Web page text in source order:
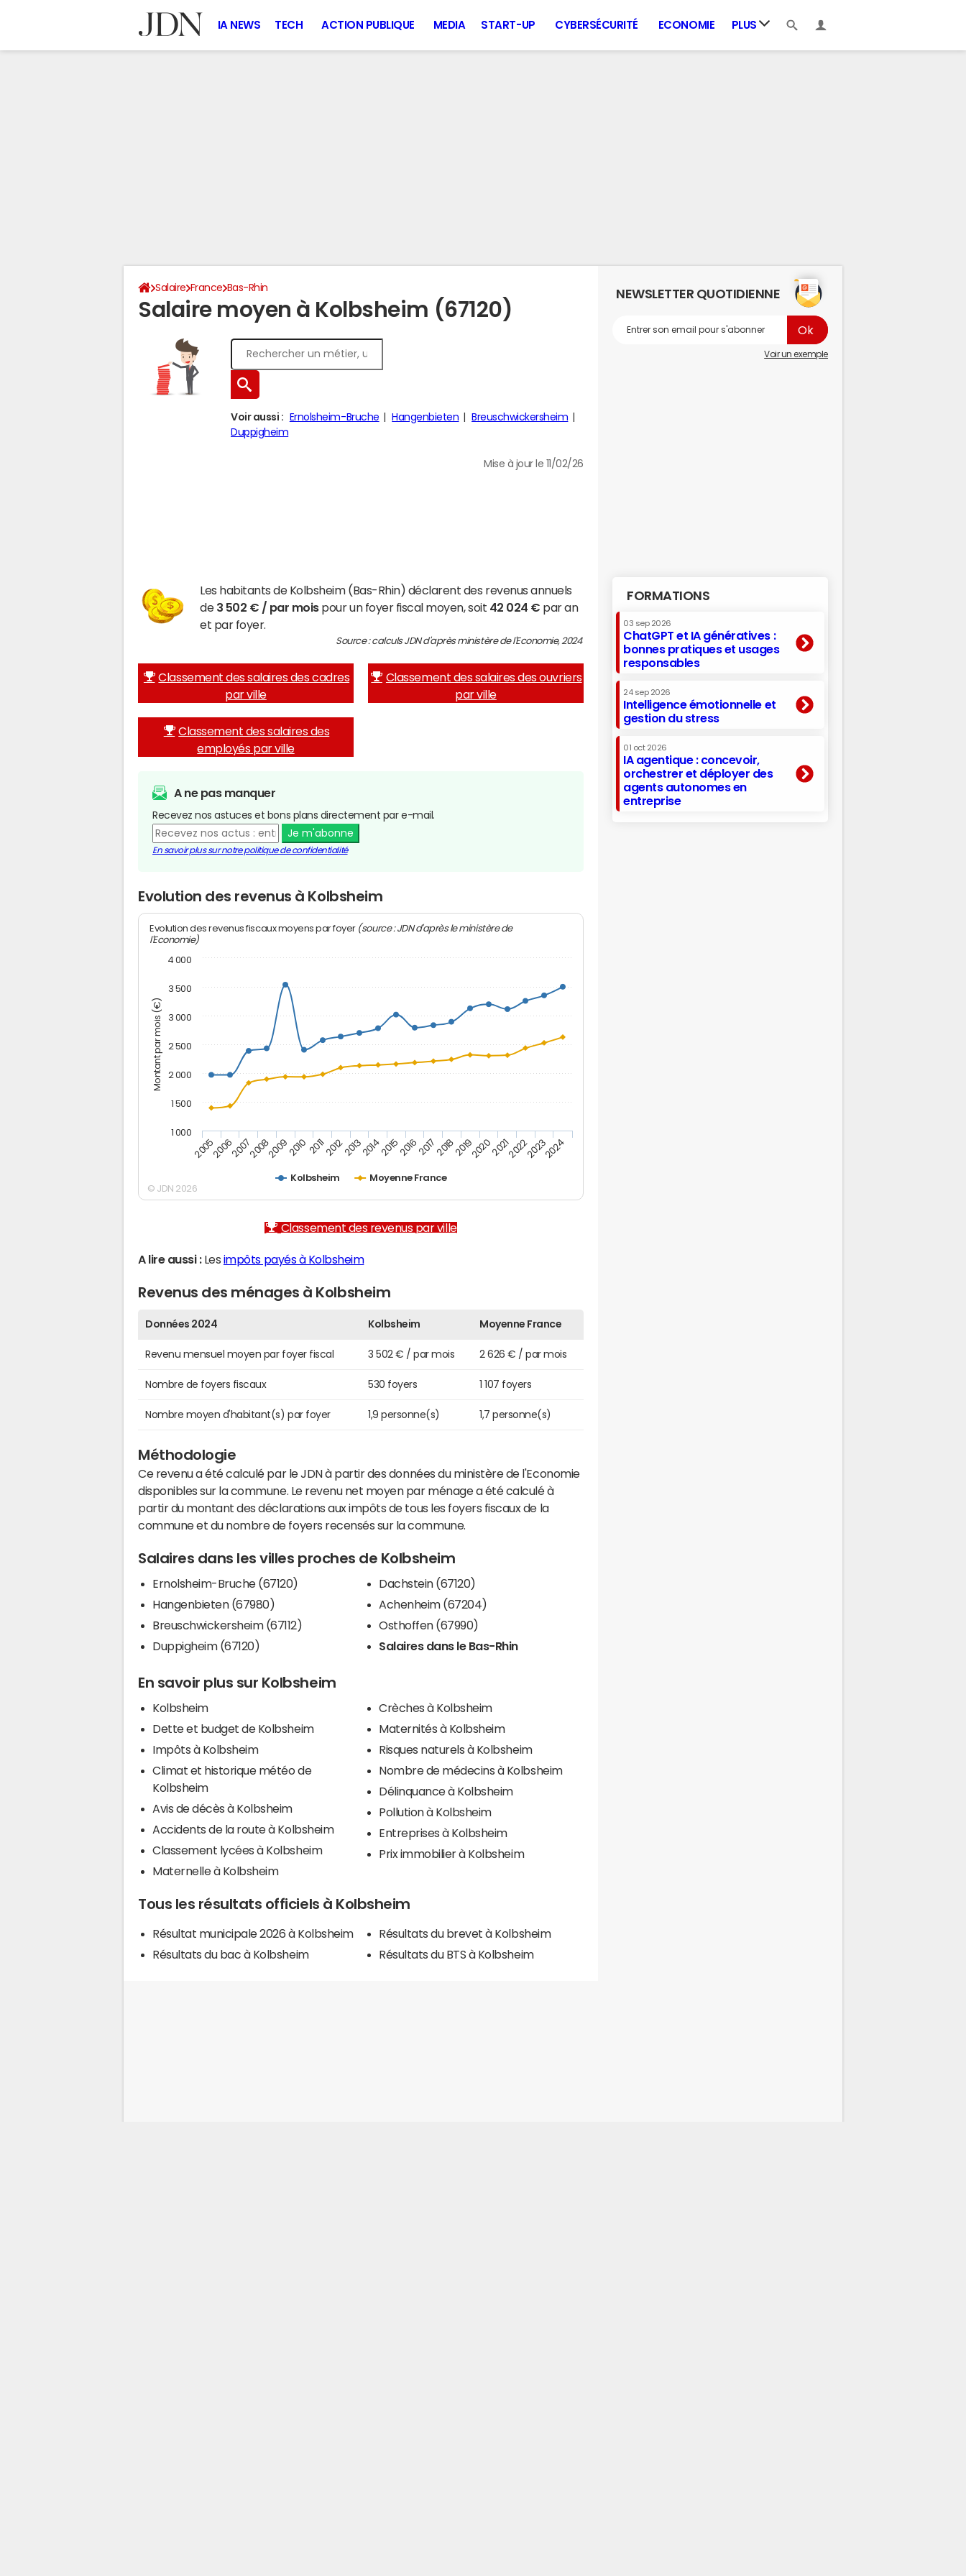
IA NEWS TECH ACTION PUBLIQUE MEDIA START-UP CYBERSÉCURITÉ ECONOMIE PLUS
Salaire France Bas-Rhin
Salaire moyen à Kolbsheim (67120)
Voir aussi : Ernolsheim-Bruche Hangenbieten
Breuschwickersheim
Duppigheim
Mise à jour le 11/02/26
Les habitants de Kolbsheim (Bas-Rhin) déclarent des revenus annuels
de 3 502 € / par moispour un foyer fiscal moyen, soit 42 024 € par an
et par foyer.
Source : calculs JDN d'après ministère de l'Economie, 2024
Classement des salaires des cadres
par ville
Classement des salaires des ouvriers
par ville
Classement des salaires des
employés par ville
A ne pas manquer
Recevez nos astuces et bons plans directement par e-mail.
Je m'abonne
En savoir plus sur notre politique de confidentialité
Evolution des revenus à Kolbsheim
Montant par mois (€)
Evolution des revenus fiscaux moyens par foyer (source : JDN d'après le ministère de
l'Economie)
Kolbsheim Moyenne France
200520062007200820092010 20112012201320142015201620172018201920202021202220232024
1 000
1 500
2 000
2 500
3 000
3 500
4 000
© JDN 2026
Classement des revenus par ville
A lire aussi :Les impôts payés à Kolbsheim
Revenus des ménages à Kolbsheim
Données 2024 Kolbsheim Moyenne France
Revenu mensuel moyen par foyer fiscal 3 502 € / par mois 2 626 € / par mois
Nombre de foyers fiscaux 530 foyers 1 107 foyers
Nombre moyen d'habitant(s) par foyer 1,9 personne(s) 1,7 personne(s)
Méthodologie
Ce revenu a été calculé par le JDN à partir des données du ministère de l'Economie
disponibles sur la commune. Le revenu net moyen par ménage a été calculé à
partir du montant des déclarations aux impôts de tous les foyers fiscaux de la
commune et du nombre de foyers recensés sur la commune.
Salaires dans les villes proches de Kolbsheim
Ernolsheim-Bruche (67120)
Hangenbieten (67980)
Breuschwickersheim (67112)
Duppigheim (67120)
Dachstein (67120)
Achenheim (67204)
Osthoffen (67990)
Salaires dans le Bas-Rhin
En savoir plus sur Kolbsheim
Kolbsheim
Dette et budget de Kolbsheim
Impôts à Kolbsheim
Climat et historique météo de
Kolbsheim
Avis de décès à Kolbsheim
Accidents de la route à Kolbsheim
Classement lycées à Kolbsheim
Maternelle à Kolbsheim
Crèches à Kolbsheim
Maternités à Kolbsheim
Risques naturels à Kolbsheim
Nombre de médecins à Kolbsheim
Délinquance à Kolbsheim
Pollution à Kolbsheim
Entreprises à Kolbsheim
Prix immobilier à Kolbsheim
Tous les résultats officiels à Kolbsheim
Résultat municipale 2026 à Kolbsheim
Résultats du bac à Kolbsheim
Résultats du brevet à Kolbsheim
Résultats du BTS à Kolbsheim
NEWSLETTER QUOTIDIENNE
Voir un exemple
FORMATIONS
03 sep 2026
ChatGPT et IA génératives :
bonnes pratiques et usages
responsables
24 sep 2026
Intelligence émotionnelle et
gestion du stress
01 oct 2026
IA agentique : concevoir,
orchestrer et déployer des
agents autonomes en
entreprise